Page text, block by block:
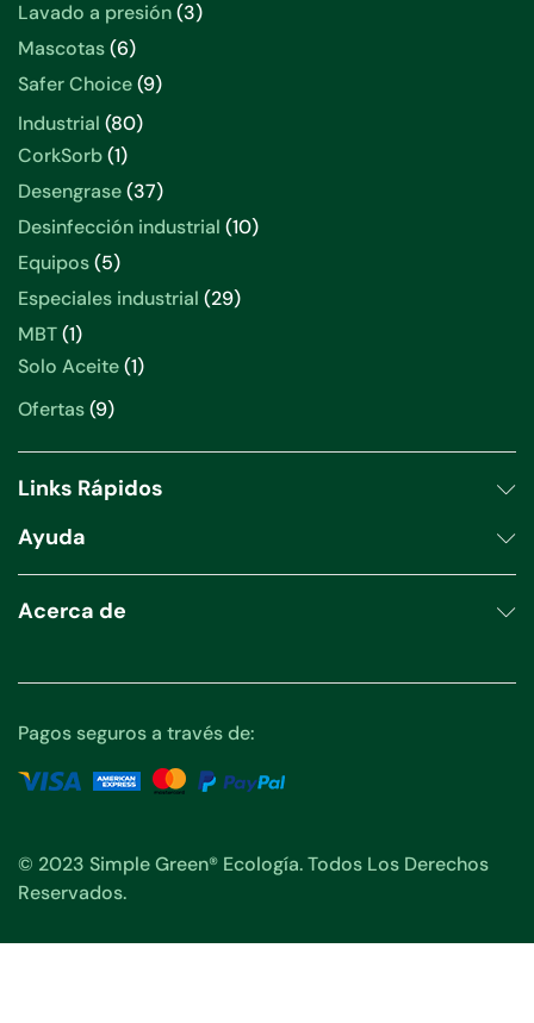
Lavado a presión 33
Mascotas 66
productos
Safer Choice 99
Industrial 8080
CorkSorb 11
producto
Desengrase 3737
productos
Desinfección industrial 1010
Equipos 55
productos
Especiales industrial 2929
MBT 11
producto
Solo Aceite 11
Ofertas 99
Links Rápidos
Ayuda
Acerca de
© 2023 Simple Green® Ecología. Todos Los Derechos
Reservados.
Pagos seguros a través de: